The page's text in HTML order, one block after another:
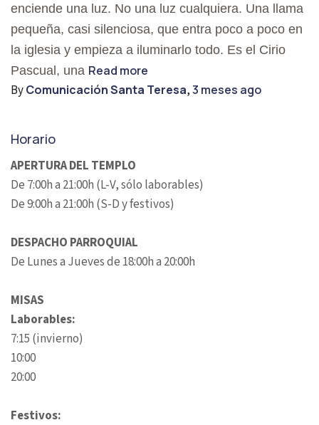
enciende una luz. No una luz cualquiera. Una llama
pequeña, casi silenciosa, que entra poco a poco en
la iglesia y empieza a iluminarlo todo. Es el Cirio
Pascual, una Read more
ByComunicación Santa Teresa,3 meses ago
Horario
APERTURA DEL TEMPLO
De 7:00h a 21:00h (L-V, sólo laborables)
De 9:00h a 21:00h (S-D y festivos)
DESPACHO PARROQUIAL
De Lunes a Jueves de 18:00h a 20:00h
MISAS
Laborables:
7:15 (invierno)
10:00
20:00
Festivos: